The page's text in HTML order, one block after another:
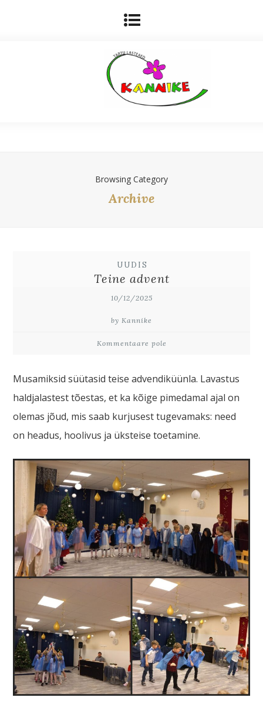
Browsing Category
Archive
UUDIS
Teine advent
10/12/2025
by Kannike
Kommentaare pole
Musamiksid süütasid teise advendiküünla. Lavastus
haldjalastest tõestas, et ka kõige pimedamal ajal on
olemas jõud, mis saab kurjusest tugevamaks: need
on headus, hoolivus ja üksteise toetamine.